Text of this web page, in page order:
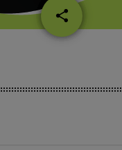
share
email